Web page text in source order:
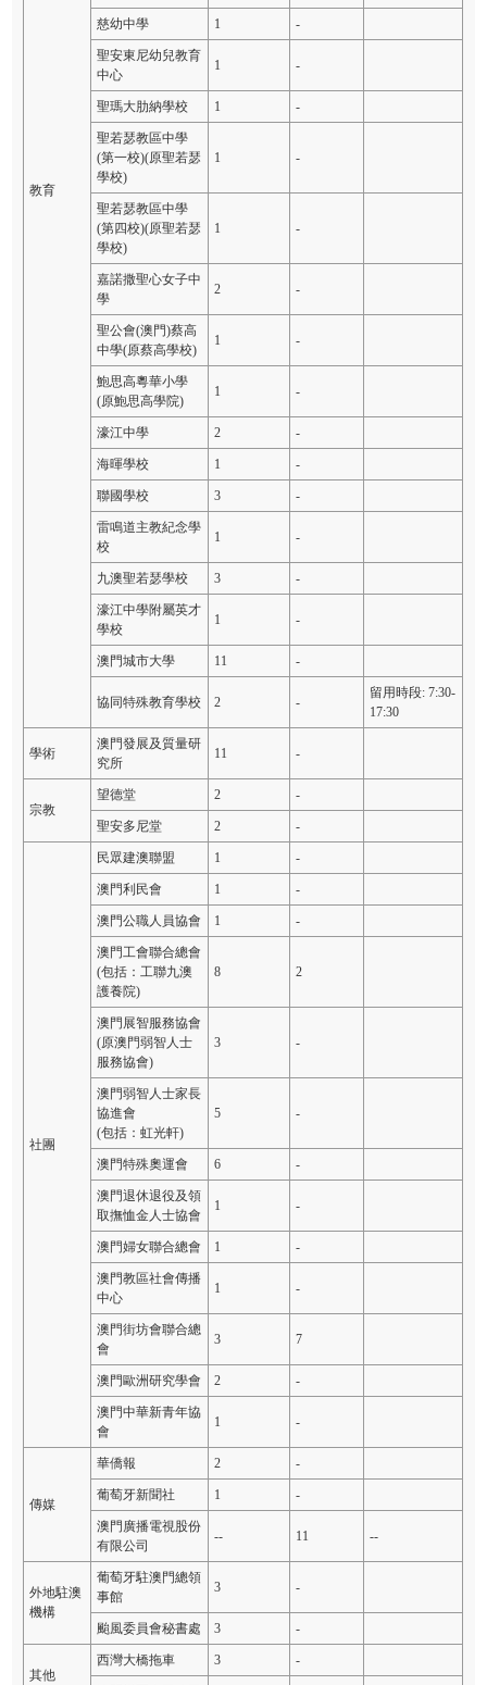
教育
慈幼中學 1 -
聖安東尼幼兒教育
中心
1 -
聖瑪大肋納學校 1 -
聖若瑟教區中學
(第一校)(原聖若瑟
學校)
1 -
聖若瑟教區中學
(第四校)(原聖若瑟
學校)
1 -
嘉諾撒聖心女子中
學
2 -
聖公會(澳門)蔡高
中學(原蔡高學校)
1 -
鮑思高粵華小學
(原鮑思高學院)
1 -
濠江中學 2 -
海暉學校 1 -
聯國學校 3 -
雷鳴道主教紀念學
校
1 -
九澳聖若瑟學校 3 -
濠江中學附屬英才
學校
1 -
澳門城市大學 11 -
協同特殊教育學校 2 -
留用時段: 7:30-
17:30
學術
澳門發展及質量研
究所
11 -
宗教
望德堂 2 -
聖安多尼堂 2 -
社團
民眾建澳聯盟 1 -
澳門利民會 1 -
澳門公職人員協會 1 -
澳門工會聯合總會
(包括：工聯九澳
護養院)
8 2
澳門展智服務協會
(原澳門弱智人士
服務協會)
3 -
澳門弱智人士家長
協進會
(包括：虹光軒)
5 -
澳門特殊奧運會 6 -
澳門退休退役及領
取撫恤金人士協會
1 -
澳門婦女聯合總會 1 -
澳門教區社會傳播
中心
1 -
澳門街坊會聯合總
會
3 7
澳門歐洲研究學會 2 -
澳門中華新青年協
會
1 -
傳媒
華僑報 2 -
葡萄牙新聞社 1 -
澳門廣播電視股份
有限公司
-- 11 --
外地駐澳
機構
葡萄牙駐澳門總領
事館
3 -
颱風委員會秘書處 3 -
其他
西灣大橋拖車 3 -